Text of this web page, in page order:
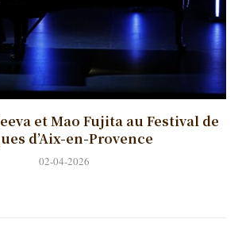
et Mao Fujita au Festival de
d’Aix-en-Provence
02-04-2026